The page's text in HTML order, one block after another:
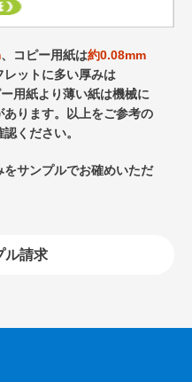
、コピー用紙は約0.08mm
レットに多い厚みは
用紙より薄い紙は機械に
ります。以上をご参考の
ください。
サンプルでお確めいただ
ル請求